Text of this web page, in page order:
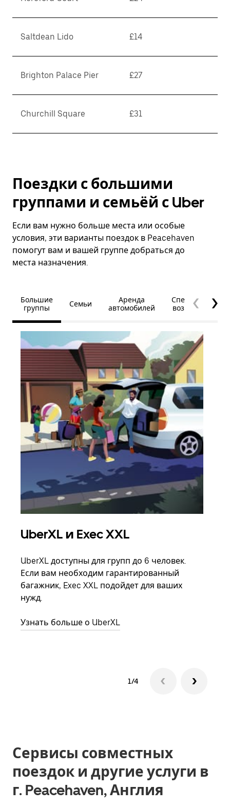
Saltdean Lido £14
Brighton Palace Pier £27
Churchill Square £31
Поездки с большими
группами и семьёй с Uber
Если вам нужно больше места или особые
условия, эти варианты поездок в Peacehaven
помогут вам и вашей группе добраться до
места назначения.
Большие
группы
Семьи
Аренда
автомобилей
Специальные
возможности
UberXL и Exec XXL
UberXL доступны для групп до 6 человек.
Если вам необходим гарантированный
багажник, Exec XXL подойдет для ваших
нужд.
Узнать больше о UberXL
1/4
Сервисы совместных
поездок и другие услуги в
г. Peacehaven, Англия